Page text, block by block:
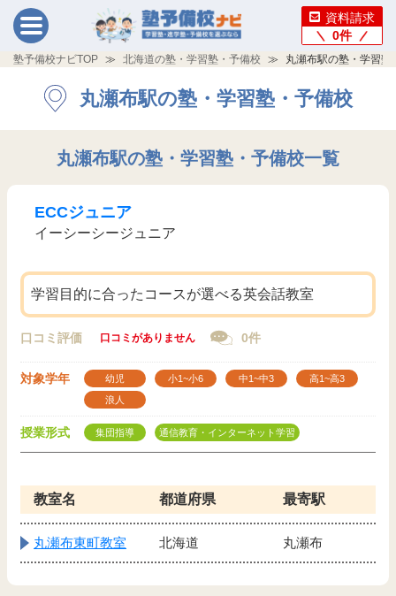
資料請求
0件
塾予備校ナビTOP 北海道の塾・学習塾・予備校 丸瀬布駅の塾・学習塾
丸瀬布駅の塾・学習塾・予備校
丸瀬布駅の塾・学習塾・予備校一覧
ECCジュニア
イーシーシージュニア
学習目的に合ったコースが選べる英会話教室
口コミ評価 口コミがありません 0件
対象学年 幼児 小1~小6 中1~中3
高1~高3
浪人
授業形式 集団指導 通信教育・インターネット学習
教室名 都道府県 最寄駅
丸瀬布東町教室 北海道 丸瀬布